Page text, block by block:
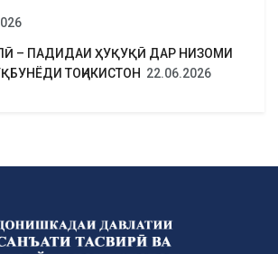
– ПАДИДАИ ҲУҚУҚӢ ДАР НИЗОМИ
ТОҶИКИСТОН 22.06.2026